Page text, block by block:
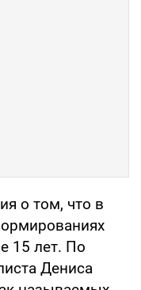
о том, что в
15 лет. По
Дениса